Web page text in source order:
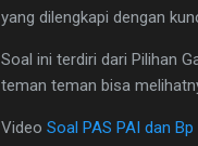
yang dilengkapi dengan
Soal ini terdiri dari Pilihan
teman teman bisa
Video Soal PAS PAI dan